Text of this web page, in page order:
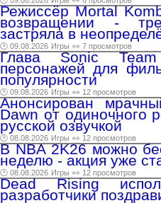
Режиссёр Mortal
возвращении -
застряла в
🕑 09.08.2026 Игры 👀 7 просмотров
Глава Sonic
персонажей для
популярности
🕑 09.08.2026 Игры 👀 12 просмотров
Анонсирован
Dawn от одиночного
русской озвучкой
🕑 08.08.2026 Игры 👀 12 просмотров
В NBA 2K26 можно
неделю - акция уже
🕑 08.08.2026 Игры 👀 12 просмотров
Dead Rising
разработчики